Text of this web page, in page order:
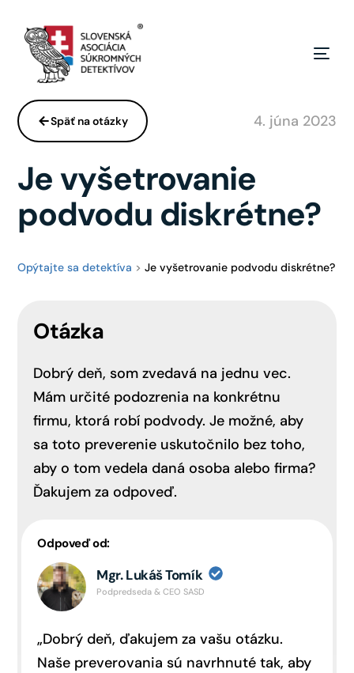
Späť na otázky 4. júna 2023
Je vyšetrovanie
podvodu diskrétne?
Opýtajte sa detektíva > Je vyšetrovanie podvodu diskrétne?
Otázka
Dobrý deň, som zvedavá na jednu vec.
Mám určité podozrenia na konkrétnu
firmu, ktorá robí podvody. Je možné, aby
sa toto preverenie uskutočnilo bez toho,
aby o tom vedela daná osoba alebo firma?
Ďakujem za odpoveď.
Odpoveď od:
Mgr. Lukáš Tomík
Podpredseda & CEO SASD
„Dobrý deň, ďakujem za vašu otázku.
Naše preverovania sú navrhnuté tak, aby